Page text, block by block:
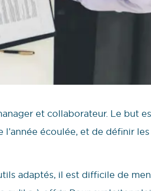
et collaborateur. Le but
écoulée, et de définir les
adaptés, il est difficile de